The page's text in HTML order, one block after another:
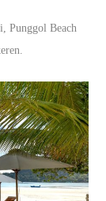
Punggol Beach